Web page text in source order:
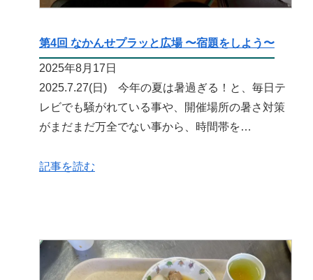
第4回 なかんせプラッと広場 〜宿題をしよう〜
2025年8月17日
2025.7.27(日) 今年の夏は暑過ぎる！と、毎日テ
レビでも騒がれている事や、開催場所の暑さ対策
がまだまだ万全でない事から、時間帯を…
記事を読む